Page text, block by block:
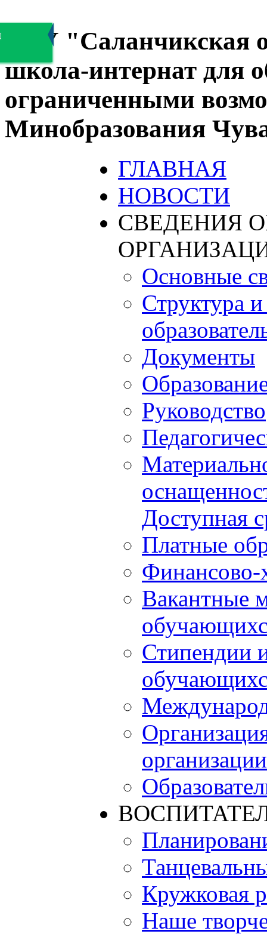
БОУ "Саланчикская
школа-интернат для
ограниченными
Минобразования
ГЛАВНАЯ
НОВОСТИ
СВЕДЕНИЯ
Основные
Структура
Документы
Руководство
Доступная
Платные
Финансово-
Вакантные
Стипендии
организации
Кружковая
Наше